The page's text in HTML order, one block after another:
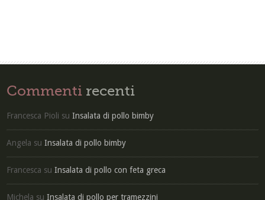
Commenti recenti
Francesca Pioli suInsalata di pollo bimby
Angela suInsalata di pollo bimby
Francesca suInsalata di pollo con feta greca
Michela suInsalata di pollo per tramezzini